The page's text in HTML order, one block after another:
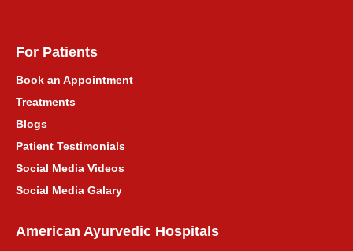
For Patients
Book an Appointment
Treatments
Blogs
Patient Testimonials
Social Media Videos
Social Media Galary
American Ayurvedic Hospitals